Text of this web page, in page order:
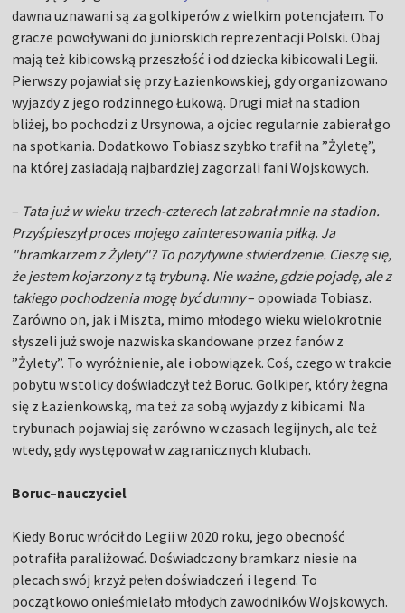
dawna uznawani są za golkiperów z wielkim potencjałem. To
gracze powoływani do juniorskich reprezentacji Polski. Obaj
mają też kibicowską przeszłość i od dziecka kibicowali Legii.
Pierwszy pojawiał się przy Łazienkowskiej, gdy organizowano
wyjazdy z jego rodzinnego Łukową. Drugi miał na stadion
bliżej, bo pochodzi z Ursynowa, a ojciec regularnie zabierał go
na spotkania. Dodatkowo Tobiasz szybko trafił na ”Żyletę”,
na której zasiadają najbardziej zagorzali fani Wojskowych.
– Tata już w wieku trzech-czterech lat zabrał mnie na stadion.
Przyśpieszył proces mojego zainteresowania piłką. Ja
"bramkarzem z Żylety"? To pozytywne stwierdzenie. Cieszę się,
że jestem kojarzony z tą trybuną. Nie ważne, gdzie pojadę, ale z
takiego pochodzenia mogę być dumny– opowiada Tobiasz.
Zarówno on, jak i Miszta, mimo młodego wieku wielokrotnie
słyszeli już swoje nazwiska skandowane przez fanów z
”Żylety”. To wyróżnienie, ale i obowiązek. Coś, czego w trakcie
pobytu w stolicy doświadczył też Boruc. Golkiper, który żegna
się z Łazienkowską, ma też za sobą wyjazdy z kibicami. Na
trybunach pojawiaj się zarówno w czasach legijnych, ale też
wtedy, gdy występował w zagranicznych klubach.
Boruc–nauczyciel
Kiedy Boruc wrócił do Legii w 2020 roku, jego obecność
potrafiła paraliżować. Doświadczony bramkarz niesie na
plecach swój krzyż pełen doświadczeń i legend. To
początkowo onieśmielało młodych zawodników Wojskowych.